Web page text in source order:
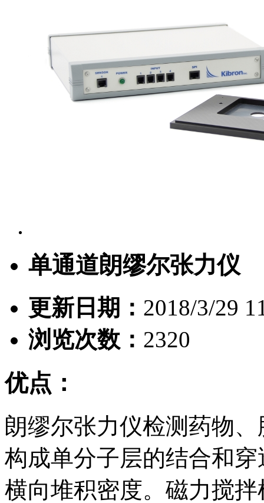
单通道朗缪尔张力仪
更新日期： 2018/3/29
浏览次数： 2320
优点：
朗缪尔张力仪检测药物
构成单分子层的结合和
横向堆积密度。磁力搅